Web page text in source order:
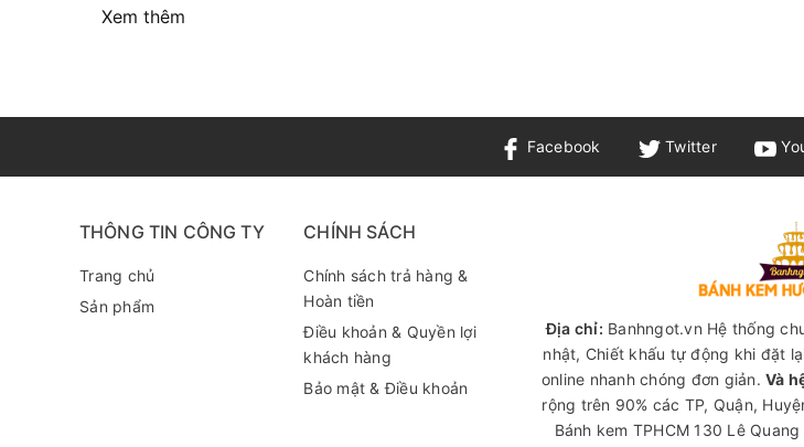
Xem thêm
Facebook Twitter
THÔNG TIN CÔNG TY
Trang chủ
Sản phẩm
CHÍNH SÁCH
Chính sách trả hàng &
Hoàn tiền
Điều khoản & Quyền lợi
khách hàng
Bảo mật & Điều khoản
Địa chỉ: Banhngot.vn Hệ thống
nhật, Chiết khấu tự động khi đặt
online nhanh chóng đơn giản.Và
rộng trên 90% các TP, Quận,
Bánh kem TPHCM 130 Lê